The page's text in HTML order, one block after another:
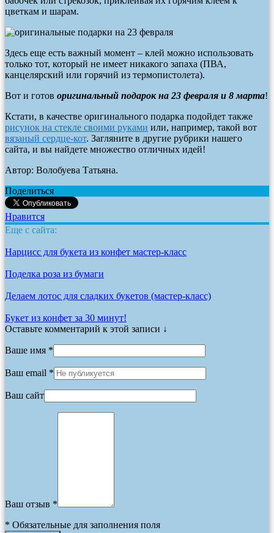
цветкам и шарам.
Здесь еще есть важный момент – клей можно использовать
только тот, который не имеет никакого запаха (ПВА,
канцелярский или горячий из термопистолета).
Вот и готов оригинальный подарок на 23 февраля и 8 марта!
Кстати, в качестве оригинального подарка подойдет также
рисунок на стекле своими руками или, например, такой вот
вязаный сердце-кот. Загляните в другие рубрики нашего
сайта, и вы найдете множество отличных идей!
Автор: Волобуева Татьяна.
Поделиться
Нравится
Еще с сайта:
Нарцисс для букета из конфет мастер-класс
Поделка роза из бумаги
Делаем лотос для сладких букетов (мастер-класс)
Букет из конфет за 30 минут!
Оставьте комментарий к этой записи ↓
Ваше имя *
Ваш email *
Ваш сайт
Ваш отзыв *
* Обязательные для заполнения поля